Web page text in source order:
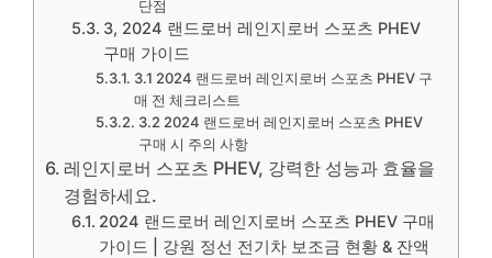
단점
3, 2024 랜드로버 레인지로버 스포츠 PHEV
구매 가이드
3.1 2024 랜드로버 레인지로버 스포츠 PHEV 구
매 전 체크리스트
3.2 2024 랜드로버 레인지로버 스포츠 PHEV
구매 시 주의 사항
레인지로버 스포츠 PHEV, 강력한 성능과 효율을
경험하세요.
2024 랜드로버 레인지로버 스포츠 PHEV 구매
가이드 | 강원 정선 전기차 보조금 현황 & 잔액